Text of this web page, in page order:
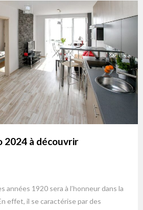
2024 à découvrir
années 1920 sera à l’honneur dans la
effet, il se caractérise par des